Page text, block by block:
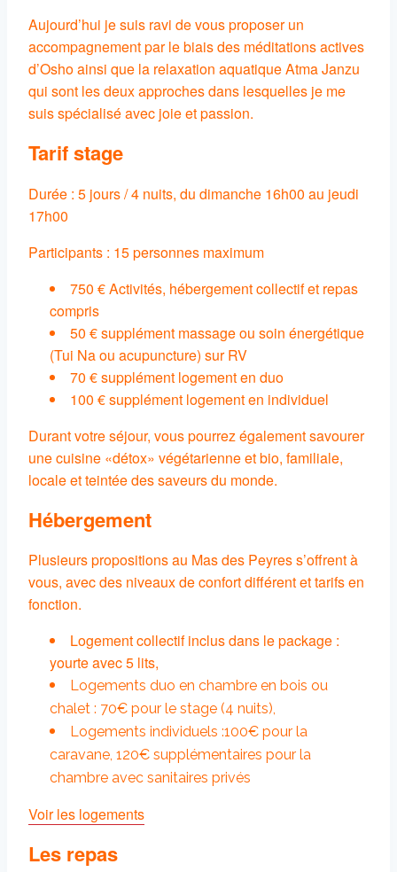
Aujourd’hui je suis ravi de vous proposer un
accompagnement par le biais des méditations actives
d’Osho ainsi que la relaxation aquatique Atma Janzu
qui sont les deux approches dans lesquelles je me
suis spécialisé avec joie et passion.
Tarif stage
Durée : 5 jours / 4 nuits, du dimanche 16h00 au jeudi
17h00
Participants : 15 personnes maximum
750 € Activités, hébergement collectif et repas
compris
50 € supplément massage ou soin énergétique
(Tui Na ou acupuncture) sur RV
70 € supplément logement en duo
100 € supplément logement en individuel
Durant votre séjour, vous pourrez également savourer
une cuisine «détox» végétarienne et bio, familiale,
locale et teintée des saveurs du monde.
Hébergement
Plusieurs propositions au Mas des Peyres s’offrent à
vous, avec des niveaux de confort différent et tarifs en
fonction.
Logement collectif inclus dans le package :
yourte avec 5 lits,
Logements duo en chambre en bois ou
chalet : 70€ pour le stage (4 nuits),
Logements individuels :100€ pour la
caravane, 120€ supplémentaires pour la
chambre avec sanitaires privés
Voir les logements
Les repas